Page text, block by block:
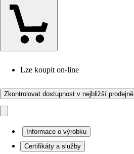
Lze koupit on-line
Zkontrolovat dostupnost v nejbližší prodejně
Informace o výrobku
Certifikáty a služby